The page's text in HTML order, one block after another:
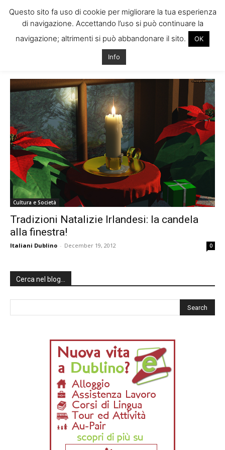
Tag: candela davanzale dublino
Cultura e Società
Tradizioni Natalizie Irlandesi: la candela
alla finestra!
Italiani Dublino - December 19, 2012 0
Cerca nel blog…
Questo sito fa uso di cookie per migliorare la tua esperienza
di navigazione. Accettando l’uso si può continuare la
navigazione; altrimenti si può abbandonare il sito.
OK
Info